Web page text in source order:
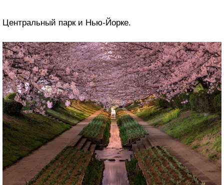
Центральный парк и Нью-Йорке.